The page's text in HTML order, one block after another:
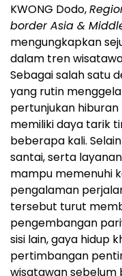
KWONG Dodo,
border Asia &
mengungkapkan
dalam tren
Sebagai salah satu
yang rutin
pertunjukan
memiliki daya tarik
beberapa kali.
santai, serta
mampu memenuhi
pengalaman
tersebut turut
pengembangan
sisi lain, gaya hidup
pertimbangan
wisatawan sebelum